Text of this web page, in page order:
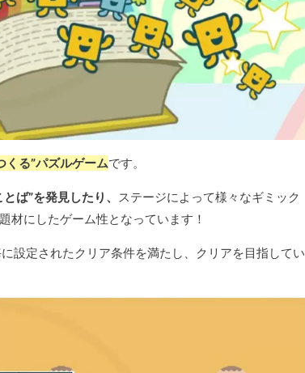
くる”パズルゲームです。
ば”を発見したり、 ステージによって様々なギミック
材にしたゲーム性となっています！
設定されたクリア条件を満たし、クリアを目指してい